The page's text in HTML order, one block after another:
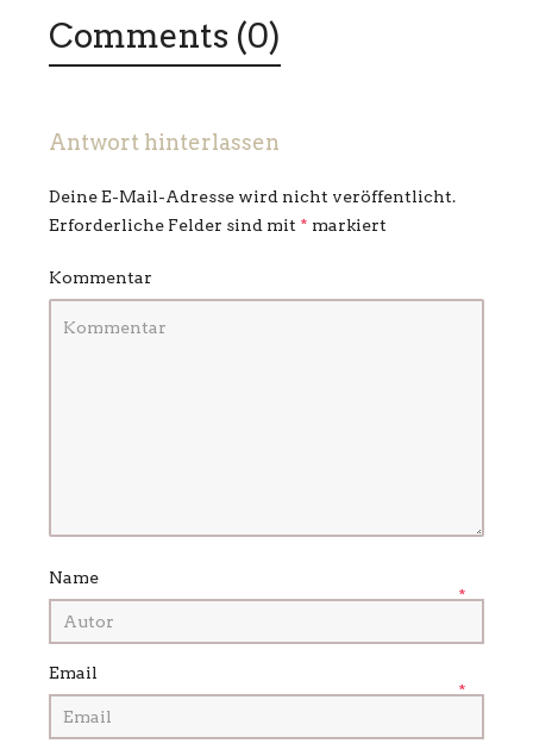
Comments (0)
Antwort hinterlassen
Deine E-Mail-Adresse wird nicht veröffentlicht.
Erforderliche Felder sind mit * markiert
Kommentar
Name
*
Email
*